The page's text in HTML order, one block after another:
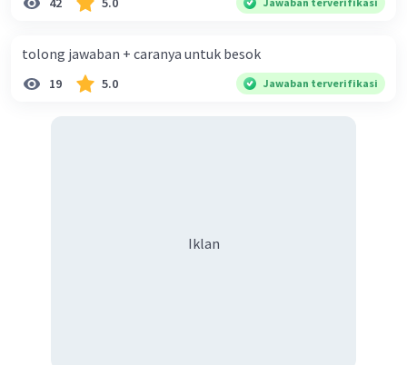
tolong jawaban + caranya untuk besok
19 5.0 Jawaban terverifikasi
Iklan